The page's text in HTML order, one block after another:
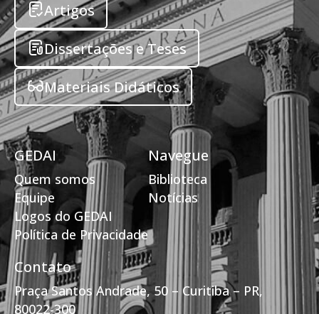
Artigos
Dissertações e Teses
Materiais Didáticos
GEDAI
Quem somos
Equipe
Logos do GEDAI
Política de Privacidade
Navegue
Biblioteca
Notícias
Contato
Praça Santos Andrade, 50 – Curitiba – PR,
80022-300